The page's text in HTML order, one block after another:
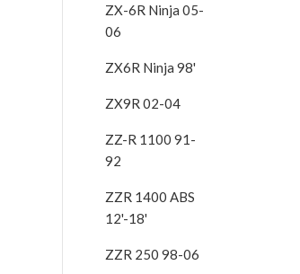
ZX-6R Ninja 05-
06
ZX6R Ninja 98'
ZX9R 02-04
ZZ-R 1100 91-
92
ZZR 1400 ABS
12'-18'
ZZR 250 98-06